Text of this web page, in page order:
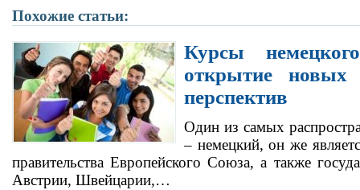
Похожие статьи:
Курсы
открытие новых
перспектив
Один из самых
– немецкий, он же
правительства Европейского Союза, а также
Австрии, Швейцарии,…